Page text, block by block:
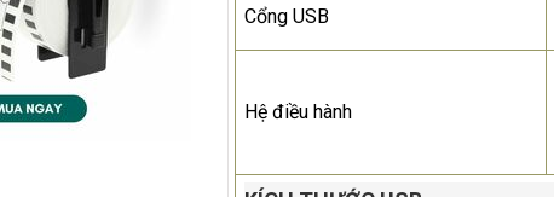
Cổng USB
Hệ điều hành